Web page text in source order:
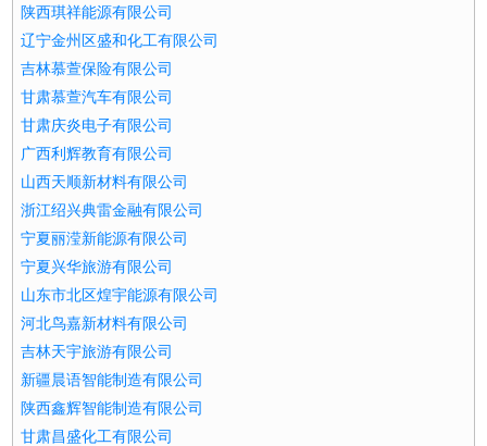
陕西琪祥能源有限公司
辽宁金州区盛和化工有限公司
吉林慕萱保险有限公司
甘肃慕萱汽车有限公司
甘肃庆炎电子有限公司
广西利辉教育有限公司
山西天顺新材料有限公司
浙江绍兴典雷金融有限公司
宁夏丽滢新能源有限公司
宁夏兴华旅游有限公司
山东市北区煌宇能源有限公司
河北鸟嘉新材料有限公司
吉林天宇旅游有限公司
新疆晨语智能制造有限公司
陕西鑫辉智能制造有限公司
甘肃昌盛化工有限公司